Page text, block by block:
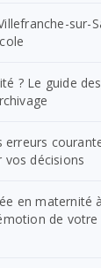
sur-
? Le guide des
erreurs
décisions
en maternité à
de votre